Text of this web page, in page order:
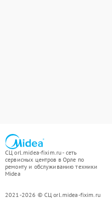
СЦ orl.midea-fixim.ru - сеть
сервисных центров в Орле по
ремонту и обслуживанию техники
Midea
2021-2026 © СЦ orl.midea-fixim.ru